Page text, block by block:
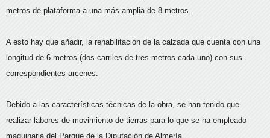
metros de plataforma a una más amplia de 8 metros.
A esto hay que añadir, la rehabilitación de la calzada que cuenta con una
longitud de 6 metros (dos carriles de tres metros cada uno) con sus
correspondientes arcenes.
Debido a las características técnicas de la obra, se han tenido que
realizar labores de movimiento de tierras para lo que se ha empleado
maquinaria del Parque de la Diputación de Almería.